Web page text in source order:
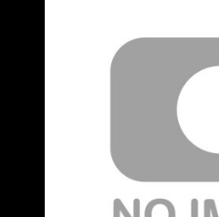
電子龍頭蘋果公司
解製造成本上升壓力，
取記憶體（DRAM）
（滬：688825）採購
獲得內地科技巨頭訂單
求，報價甚至比三星電
韓科技產業傳媒《Dig